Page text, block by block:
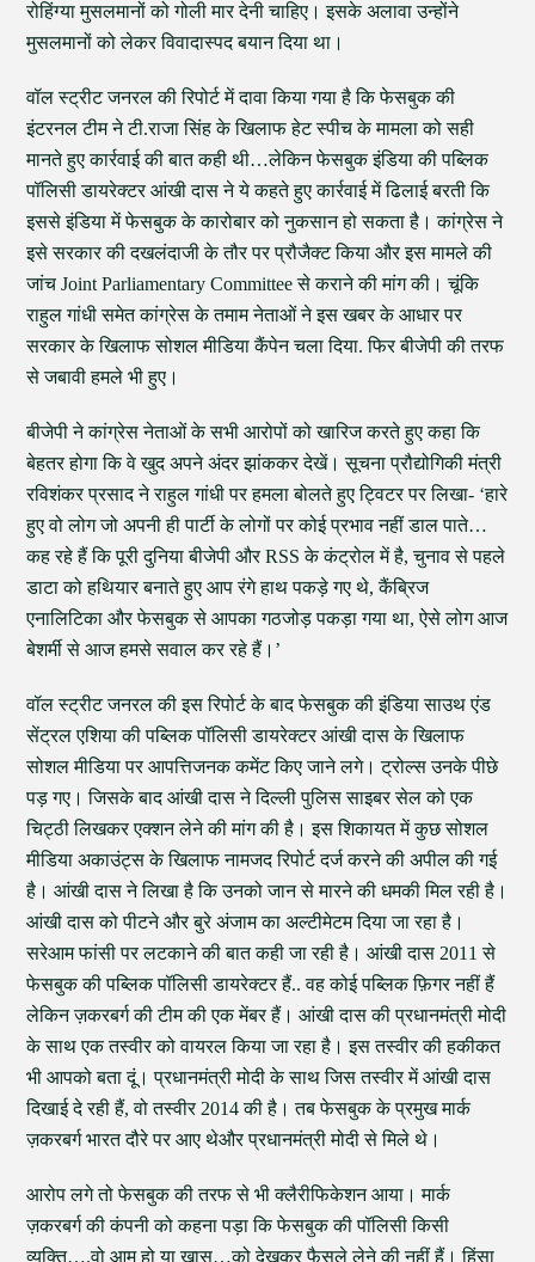
रोहिंग्या मुसलमानों को गोली मार देनी चाहिए। इसके अलावा उन्होंने
मुसलमानों को लेकर विवादास्पद बयान दिया था।
वॉल स्ट्रीट जनरल की रिपोर्ट में दावा किया गया है कि फेसबुक की
इंटरनल टीम ने टी.राजा सिंह के खिलाफ हेट स्पीच के मामला को सही
मानते हुए कार्रवाई की बात कही थी…लेकिन फेसबुक इंडिया की पब्लिक
पॉलिसी डायरेक्टर आंखी दास ने ये कहते हुए कार्रवाई में ढिलाई बरती कि
इससे इंडिया में फेसबुक के कारोबार को नुकसान हो सकता है। कांग्रेस ने
इसे सरकार की दखलंदाजी के तौर पर प्रौजैक्ट किया और इस मामले की
जांच Joint Parliamentary Committee से कराने की मांग की। चूंकि
राहुल गांधी समेत कांग्रेस के तमाम नेताओं ने इस खबर के आधार पर
सरकार के खिलाफ सोशल मीडिया कैंपेन चला दिया. फिर बीजेपी की तरफ
से जबावी हमले भी हुए।
बीजेपी ने कांग्रेस नेताओं के सभी आरोपों को खारिज करते हुए कहा कि
बेहतर होगा कि वे खुद अपने अंदर झांककर देखें। सूचना प्रौद्योगिकी मंत्री
रविशंकर प्रसाद ने राहुल गांधी पर हमला बोलते हुए ट्विटर पर लिखा- ‘हारे
हुए वो लोग जो अपनी ही पार्टी के लोगों पर कोई प्रभाव नहीं डाल पाते…
कह रहे हैं कि पूरी दुनिया बीजेपी और RSS के कंट्रोल में है, चुनाव से पहले
डाटा को हथियार बनाते हुए आप रंगे हाथ पकड़े गए थे, कैंब्रिज
एनालिटिका और फेसबुक से आपका गठजोड़ पकड़ा गया था, ऐसे लोग आज
बेशर्मी से आज हमसे सवाल कर रहे हैं।’
वॉल स्ट्रीट जनरल की इस रिपोर्ट के बाद फेसबुक की इंडिया साउथ एंड
सेंट्रल एशिया की पब्लिक पॉलिसी डायरेक्टर आंखी दास के खिलाफ
सोशल मीडिया पर आपत्तिजनक कमेंट किए जाने लगे। ट्रोल्स उनके पीछे
पड़ गए। जिसके बाद आंखी दास ने दिल्ली पुलिस साइबर सेल को एक
चिट्ठी लिखकर एक्शन लेने की मांग की है। इस शिकायत में कुछ सोशल
मीडिया अकाउंट्स के खिलाफ नामजद रिपोर्ट दर्ज करने की अपील की गई
है। आंखी दास ने लिखा है कि उनको जान से मारने की धमकी मिल रही है।
आंखी दास को पीटने और बुरे अंजाम का अल्टीमेटम दिया जा रहा है।
सरेआम फांसी पर लटकाने की बात कही जा रही है। आंखी दास 2011 से
फेसबुक की पब्लिक पॉलिसी डायरेक्टर हैं.. वह कोई पब्लिक फ़िगर नहीं हैं
लेकिन ज़करबर्ग की टीम की एक मेंबर हैं। आंखी दास की प्रधानमंत्री मोदी
के साथ एक तस्वीर को वायरल किया जा रहा है। इस तस्वीर की हकीकत
भी आपको बता दूं। प्रधानमंत्री मोदी के साथ जिस तस्वीर में आंखी दास
दिखाई दे रही हैं, वो तस्वीर 2014 की है। तब फेसबुक के प्रमुख मार्क
ज़करबर्ग भारत दौरे पर आए थेऔर प्रधानमंत्री मोदी से मिले थे।
आरोप लगे तो फेसबुक की तरफ से भी क्लैरीफिकेशन आया। मार्क
ज़करबर्ग की कंपनी को कहना पड़ा कि फेसबुक की पॉलिसी किसी
व्यक्ति….वो आम हो या खास…को देखकर फैसले लेने की नहीं हैं। हिंसा